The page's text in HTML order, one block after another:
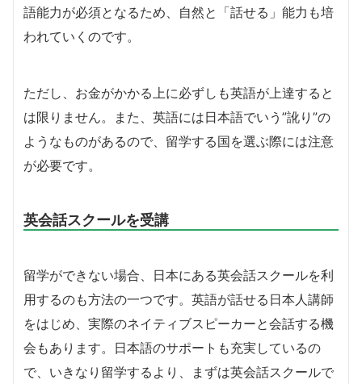
語能力が必須となるため、自然と「話せる」能力も培
われていくのです。
ただし、お金がかかる上に必ずしも英語が上達すると
は限りません。また、英語には日本語でいう”訛り”の
ようなものがあるので、留学する国を選ぶ際には注意
が必要です。
英会話スクールを受講
留学ができない場合、日本にある英会話スクールを利
用するのも方法の一つです。英語が話せる日本人講師
をはじめ、実際のネイティブスピーカーと会話する機
会もあります。日本語のサポートも充実しているの
で、いきなり留学するより、まずは英会話スクールで